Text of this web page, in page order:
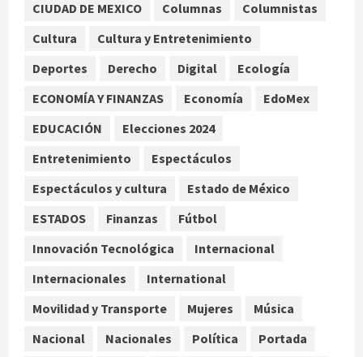
Colombia despide al gobierno de
promesas de cambio
agosto 7, 2026
institucional en Brasil, Guinea
Ecuatorial, Angola y EE.UU.
4
Investiga Cofepris posible vínculo
brote de salmonelosis en EU
agosto 7, 2026
Ángela Buitrago señala videos
CIUDAD DE MEXICO Columnas
Columnistas
Cultura
Cultura y Entretenimiento
Deportes
Derecho Digital
Ecología
ECONOMÍA Y FINANZAS
Economía
EdoMex
EDUCACIÓN
Elecciones 2024
Entretenimiento
Espectáculos
Espectáculos y cultura
Estado de México
ESTADOS
Finanzas
Fútbol
Innovación Tecnológica
Internacional
Internacionales
International
Movilidad y Transporte
Mujeres
Música
Nacional
Nacionales Política
Portada